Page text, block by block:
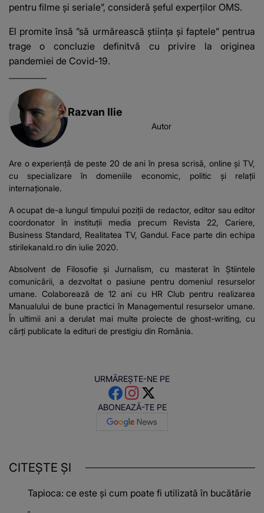
pentru filme şi seriale”, consideră şeful experţilor OMS.
El promite însă ”să urmărească ştiinţa şi faptele” pentrua
trage o concluzie definitvă cu privire la originea
pandemiei de Covid-19.
Razvan Ilie
Autor
Are o experiență de peste 20 de ani în presa scrisă, online și TV,
cu specializare în domeniile economic, politic și relații
internaționale.
A ocupat de-a lungul timpului poziții de redactor, editor sau editor
coordonator în instituții media precum Revista 22, Cariere,
Business Standard, Realitatea TV, Gandul. Face parte din echipa
stirilekanald.ro din iulie 2020.
Absolvent de Filosofie și Jurnalism, cu masterat în Știintele
comunicării, a dezvoltat o pasiune pentru domeniul resurselor
umane. Colaborează de 12 ani cu HR Club pentru realizarea
Manualului de bune practici în Managementul resurselor umane.
În ultimii ani a derulat mai multe proiecte de ghost-writing, cu
cărți publicate la edituri de prestigiu din România.
URMĂREȘTE-NE PE
ABONEAZĂ-TE PE
CITEȘTE ȘI
Tapioca: ce este și cum poate fi utilizată în bucătărie